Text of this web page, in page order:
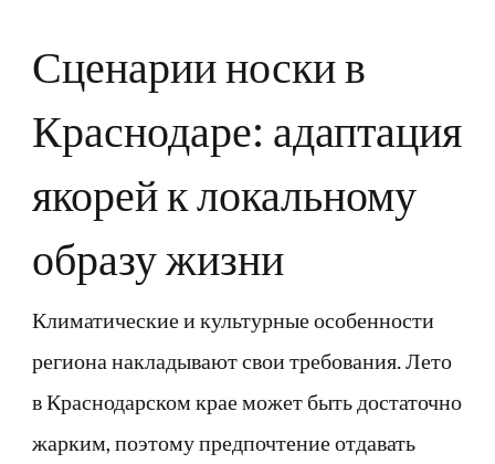
Сценарии носки в
Краснодаре: адаптация
якорей к локальному
образу жизни
Климатические и культурные особенности
региона накладывают свои требования. Лето
в Краснодарском крае может быть достаточно
жарким, поэтому предпочтение отдавать